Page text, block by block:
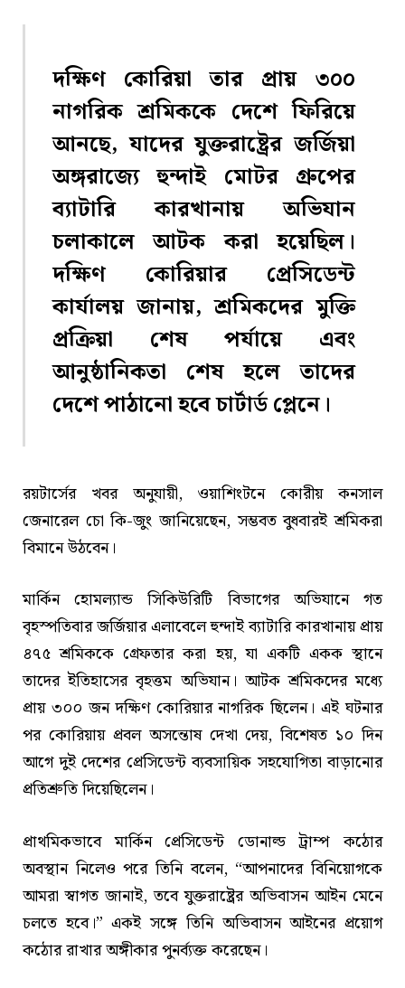
দক্ষিণ কোরিয়া তার প্রায় ৩০০
নাগরিক শ্রমিককে দেশে ফিরিয়ে
আনছে, যাদের যুক্তরাষ্ট্রের জর্জিয়া
অঙ্গরাজ্যে হুন্দাই মোটর গ্রুপের
ব্যাটারি কারখানায় অভিযান
চলাকালে আটক করা হয়েছিল।
দক্ষিণ কোরিয়ার প্রেসিডেন্ট
কার্যালয় জানায়, শ্রমিকদের মুক্তি
প্রক্রিয়া শেষ পর্যায়ে এবং
আনুষ্ঠানিকতা শেষ হলে তাদের
দেশে পাঠানো হবে চার্টার্ড প্লেনে।
রয়টার্সের খবর অনুযায়ী, ওয়াশিংটনে কোরীয় কনসাল
জেনারেল চো কি-জুং জানিয়েছেন, সম্ভবত বুধবারই শ্রমিকরা
বিমানে উঠবেন।
মার্কিন হোমল্যান্ড সিকিউরিটি বিভাগের অভিযানে গত
বৃহস্পতিবার জর্জিয়ার এলাবেলে হুন্দাই ব্যাটারি কারখানায় প্রায়
৪৭৫ শ্রমিককে গ্রেফতার করা হয়, যা একটি একক স্থানে
তাদের ইতিহাসের বৃহত্তম অভিযান। আটক শ্রমিকদের মধ্যে
প্রায় ৩০০ জন দক্ষিণ কোরিয়ার নাগরিক ছিলেন। এই ঘটনার
পর কোরিয়ায় প্রবল অসন্তোষ দেখা দেয়, বিশেষত ১০ দিন
আগে দুই দেশের প্রেসিডেন্ট ব্যবসায়িক সহযোগিতা বাড়ানোর
প্রতিশ্রুতি দিয়েছিলেন।
প্রাথমিকভাবে মার্কিন প্রেসিডেন্ট ডোনাল্ড ট্রাম্প কঠোর
অবস্থান নিলেও পরে তিনি বলেন, “আপনাদের বিনিয়োগকে
আমরা স্বাগত জানাই, তবে যুক্তরাষ্ট্রের অভিবাসন আইন মেনে
চলতে হবে।” একই সঙ্গে তিনি অভিবাসন আইনের প্রয়োগ
কঠোর রাখার অঙ্গীকার পুনর্ব্যক্ত করেছেন।